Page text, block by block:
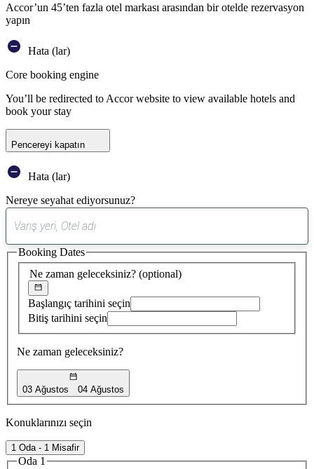
Accor’un 45’ten fazla otel markası arasından bir otelde rezervasyon
yapın
Hata (lar)
Core booking engine
You’ll be redirected to Accor website to view available hotels and
book your stay
Pencereyi kapatın
Hata (lar)
Nereye seyahat ediyorsunuz?
öneri
bulundu
Ne zaman geleceksiniz? (optional)
Başlangıç tarihini seçin
Bitiş tarihini seçin
Ne zaman geleceksiniz?
03 Ağustos 04 Ağustos
Booking Dates
Konuklarınızı seçin
1 Oda - 1 Misafir
Oda 1